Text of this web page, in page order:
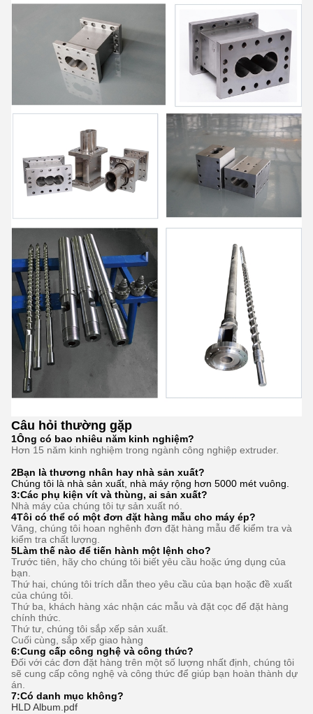
Câu hỏi thường gặp
1Ông có bao nhiêu năm kinh nghiệm?
Hơn 15 năm kinh nghiệm trong ngành công nghiệp extruder.
2Bạn là thương nhân hay nhà sản xuất?
Chúng tôi là nhà sản xuất, nhà máy rộng hơn 5000 mét vuông.
3:Các phụ kiện vít và thùng, ai sản xuất?
Nhà máy của chúng tôi tự sản xuất nó.
4Tôi có thể có một đơn đặt hàng mẫu cho máy ép?
Vâng, chúng tôi hoan nghênh đơn đặt hàng mẫu để kiểm tra và
kiểm tra chất lượng.
5Làm thế nào để tiến hành một lệnh cho?
Trước tiên, hãy cho chúng tôi biết yêu cầu hoặc ứng dụng của
bạn.
Thứ hai, chúng tôi trích dẫn theo yêu cầu của bạn hoặc đề xuất
của chúng tôi.
Thứ ba, khách hàng xác nhận các mẫu và đặt cọc để đặt hàng
chính thức.
Thứ tư, chúng tôi sắp xếp sản xuất.
Cuối cùng, sắp xếp giao hàng
6:Cung cấp công nghệ và công thức?
Đối với các đơn đặt hàng trên một số lượng nhất định, chúng tôi
sẽ cung cấp công nghệ và công thức để giúp bạn hoàn thành dự
án.
7:Có danh mục không?
HLD Album.pdf